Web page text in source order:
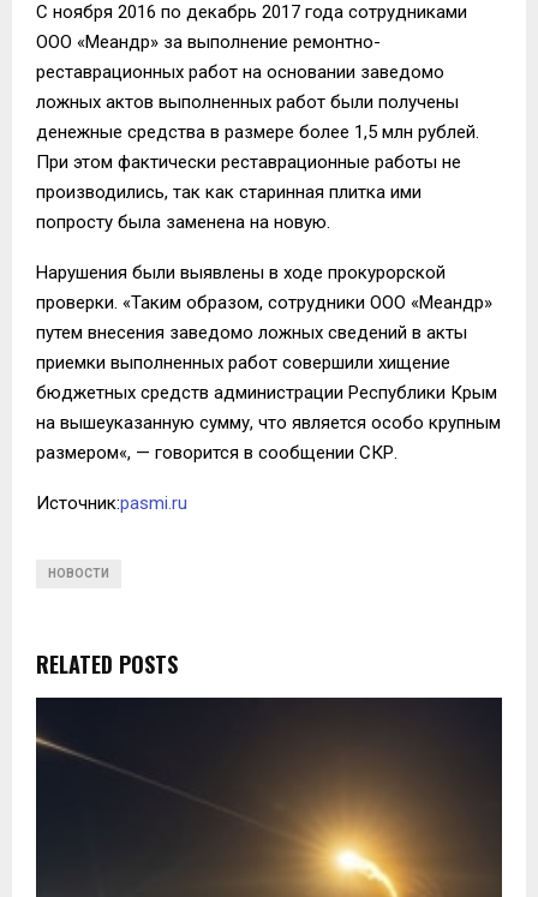
С ноября 2016 по декабрь 2017 года сотрудниками
ООО «Меандр» за выполнение ремонтно-
реставрационных работ на основании заведомо
ложных актов выполненных работ были получены
денежные средства в размере более 1,5 млн рублей.
При этом фактически реставрационные работы не
производились, так как старинная плитка ими
попросту была заменена на новую.
Нарушения были выявлены в ходе прокурорской
проверки. «Таким образом, сотрудники ООО «Меандр»
путем внесения заведомо ложных сведений в акты
приемки выполненных работ совершили хищение
бюджетных средств администрации Республики Крым
на вышеуказанную сумму, что является особо крупным
размером«, — говорится в сообщении СКР.
Источник:pasmi.ru
НОВОСТИ
RELATED POSTS